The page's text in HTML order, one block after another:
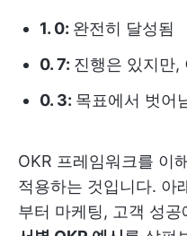
1. 0: 완전히 달성됨
0. 7: 진행은 있지만,
0. 3: 목표에서 벗어
OKR 프레임워크를 이
적용하는 것입니다. 아
부터 마케팅, 고객 성공